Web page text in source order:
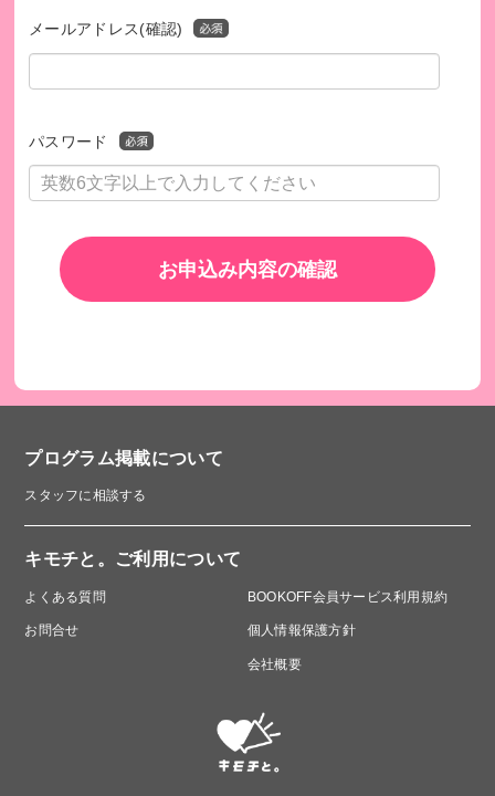
メールアドレス(確認)
パスワード
お申込み内容の確認
プログラム掲載について
スタッフに相談する
キモチと。ご利用について
よくある質問
お問合せ
BOOKOFF会員サービス利用規約
個人情報保護方針
会社概要